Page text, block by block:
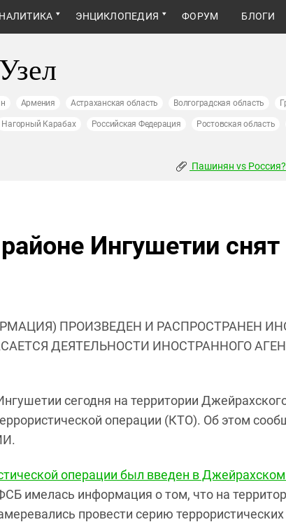
ЭНЦИКЛОПЕДИЯ ФОРУМ БЛОГИ
Армения Астраханская область Волгоградская область
Нагорный Карабах Российская Федерация Ростовская область
Пашинян vs Россия?
Ингушетии
ПРОИЗВЕДЕН И РАСПРОСТРАНЕН
ДЕЯТЕЛЬНОСТИ ИНОСТРАННОГО
сегодня на территории
операции (КТО). Об этом
операции был введен в
имелась информация о том, что на
провести серию террористических